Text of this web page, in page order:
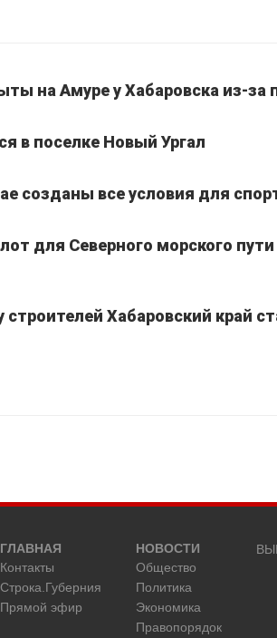
на Амуре у Хабаровска из-за
в поселке Новый Ургал
созданы все условия для
для Северного морского
Хабаровский край
ГЛАВНАЯ
Контакты
Строка.Губерния
Прямой эфир
НОВОСТИ
Общество
Политика
Экономика
Правопорядок